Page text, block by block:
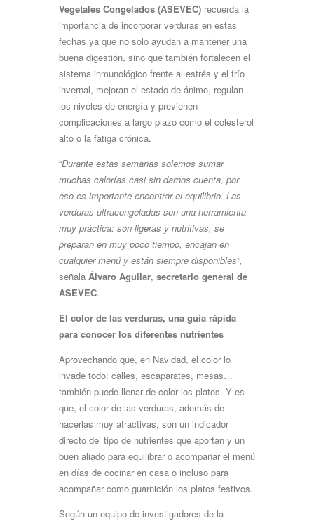
Vegetales Congelados (ASEVEC) recuerda la
importancia de incorporar verduras en estas
fechas ya que no solo ayudan a mantener una
buena digestión, sino que también fortalecen el
sistema inmunológico frente al estrés y el frío
invernal, mejoran el estado de ánimo, regulan
los niveles de energía y previenen
complicaciones a largo plazo como el colesterol
alto o la fatiga crónica.
“Durante estas semanas solemos sumar
muchas calorías casi sin darnos cuenta, por
eso es importante encontrar el equilibrio. Las
verduras ultracongeladas son una herramienta
muy práctica: son ligeras y nutritivas, se
preparan en muy poco tiempo, encajan en
cualquier menú y están siempre disponibles”,
señala Álvaro Aguilar, secretario general de
ASEVEC.
El color de las verduras, una guía rápida
para conocer los diferentes nutrientes
Aprovechando que, en Navidad, el color lo
invade todo: calles, escaparates, mesas…
también puede llenar de color los platos. Y es
que, el color de las verduras, además de
hacerlas muy atractivas, son un indicador
directo del tipo de nutrientes que aportan y un
buen aliado para equilibrar o acompañar el menú
en días de cocinar en casa o incluso para
acompañar como guarnición los platos festivos.
Según un equipo de investigadores de la